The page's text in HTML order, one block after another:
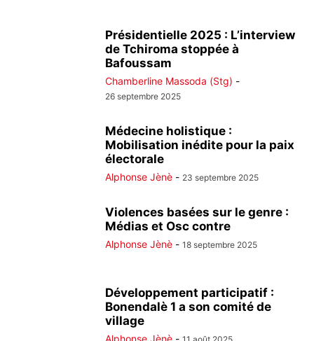
Présidentielle 2025 : L’interview
de Tchiroma stoppée à
Bafoussam
Chamberline Massoda (Stg) -
26 septembre 2025
Médecine holistique :
Mobilisation inédite pour la paix
électorale
Alphonse Jènè - 23 septembre 2025
Violences basées sur le genre :
Médias et Osc contre
Alphonse Jènè - 18 septembre 2025
Développement participatif :
Bonendalè 1 a son comité de
village
Alphonse Jènè -